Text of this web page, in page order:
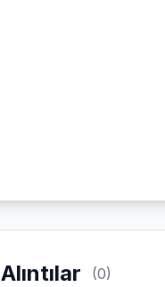
Alıntılar (0)